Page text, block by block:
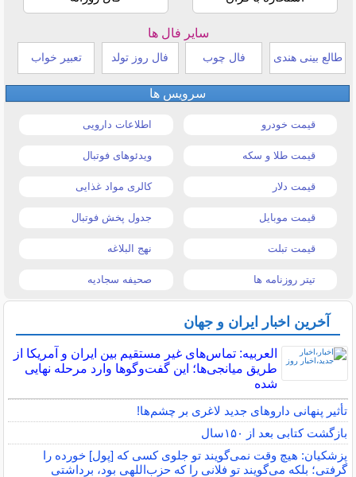
سایر فال ها
طالع بینی هندی فال چوب فال روز تولد تعبیر خواب
سرویس ها
قیمت خودرو اطلاعات دارویی
قیمت طلا و سکه ویدئوهای فوتبال
قیمت دلار کالری مواد غذایی
قیمت موبایل جدول پخش فوتبال
قیمت تبلت نهج البلاغه
تیتر روزنامه ها صحیفه سجادیه
آخرین اخبار ایران و جهان
العربیه: تماس‌های غیر مستقیم بین ایران و آمریکا از
طریق میانجی‌ها؛ این گفت‌و‌گو‌ها وارد مرحله نهایی
شده
تأثیر پنهانی داروهای جدید لاغری بر چشم‌ها!
بازگشت کتابی بعد از ۱۵۰سال
پزشکیان: هیچ وقت نمی‌گویند تو جلوی کسی که [پول] خورده را
گرفتی؛ بلکه می‌گویند تو فلانی را که حزب‌اللهی بود، برداشتی